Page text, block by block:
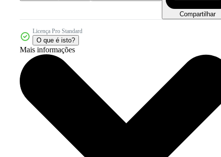
Compartilhar
Licença Pro Standard
O que é isto?
Mais informações